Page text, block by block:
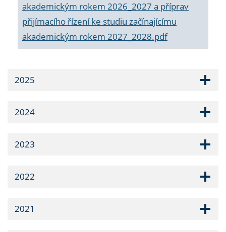
akademickým rokem 2026_2027 a příprav
přijímacího řízení ke studiu začínajícímu
akademickým rokem 2027_2028.pdf
2025
2024
2023
2022
2021